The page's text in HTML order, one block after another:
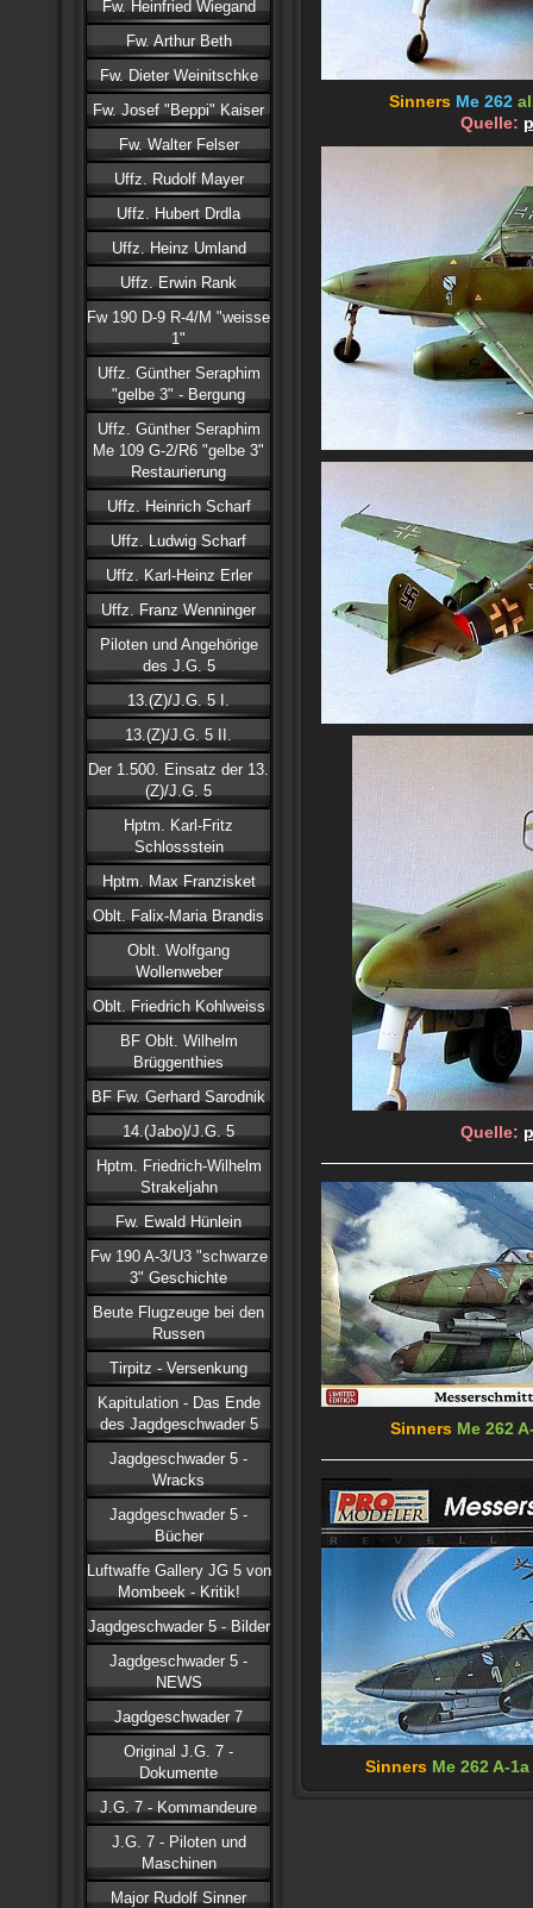
Fw. Heinfried Wiegand
Fw. Arthur Beth
Fw. Dieter Weinitschke
Fw. Josef "Beppi" Kaiser
Fw. Walter Felser
Uffz. Rudolf Mayer
Uffz. Hubert Drdla
Uffz. Heinz Umland
Uffz. Erwin Rank
Fw 190 D-9 R-4/M "weisse
1"
Uffz. Günther Seraphim
"gelbe 3" - Bergung
Uffz. Günther Seraphim
Me 109 G-2/R6 "gelbe 3"
Restaurierung
Uffz. Heinrich Scharf
Uffz. Ludwig Scharf
Uffz. Karl-Heinz Erler
Uffz. Franz Wenninger
Piloten und Angehörige
des J.G. 5
13.(Z)/J.G. 5 I.
13.(Z)/J.G. 5 II.
Der 1.500. Einsatz der 13.
(Z)/J.G. 5
Hptm. Karl-Fritz
Schlossstein
Hptm. Max Franzisket
Oblt. Falix-Maria Brandis
Oblt. Wolfgang
Wollenweber
Oblt. Friedrich Kohlweiss
BF Oblt. Wilhelm
Brüggenthies
BF Fw. Gerhard Sarodnik
14.(Jabo)/J.G. 5
Hptm. Friedrich-Wilhelm
Strakeljahn
Fw. Ewald Hünlein
Fw 190 A-3/U3 "schwarze
3" Geschichte
Beute Flugzeuge bei den
Russen
Tirpitz - Versenkung
Kapitulation - Das Ende
des Jagdgeschwader 5
Jagdgeschwader 5 -
Wracks
Jagdgeschwader 5 -
Bücher
Luftwaffe Gallery JG 5 von
Mombeek - Kritik!
Jagdgeschwader 5 - Bilder
Jagdgeschwader 5 -
NEWS
Jagdgeschwader 7
Original J.G. 7 -
Dokumente
J.G. 7 - Kommandeure
J.G. 7 - Piloten und
Maschinen
Major Rudolf Sinner
Sinners Me 262
Quelle:
Quelle:
Sinners Me 262
Sinners Me 262 A-1a